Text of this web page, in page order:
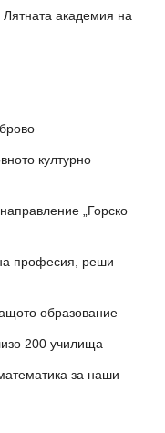
Лятната академия на
културно
„Горско
професия, реши
образование
200 училища
за наши